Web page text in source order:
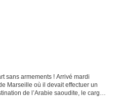
sans armements ! Arrivé mardi
Marseille où il devait effectuer un
de l’Arabie saoudite, le cargo